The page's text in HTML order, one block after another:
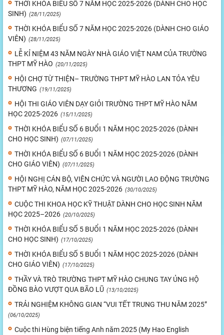
THỜI KHÓA BIỂU SỐ 7 NĂM HỌC 2025-2026 (DÀNH CHO HỌC
SINH) (28/11/2025)
THỜI KHÓA BIỂU SỐ 7 NĂM HỌC 2025-2026 (DÀNH CHO GIÁO
VIÊN) (28/11/2025)
LỄ KỈ NIỆM 43 NĂM NGÀY NHÀ GIÁO VIỆT NAM CỦA TRƯỜNG
THPT MỸ HÀO (20/11/2025)
HỘI CHỢ TỪ THIỆN– TRƯỜNG THPT MỸ HÀO LAN TỎA YÊU
THƯƠNG (19/11/2025)
HỘI THI GIÁO VIÊN DẠY GIỎI TRƯỜNG THPT MỸ HÀO NĂM
HỌC 2025-2026 (15/11/2025)
THỜI KHÓA BIỂU SỐ 6 BUỔI 1 NĂM HỌC 2025-2026 (DÀNH
CHO HỌC SINH) (07/11/2025)
THỜI KHÓA BIỂU SỐ 6 BUỔI 1 NĂM HỌC 2025-2026 (DÀNH
CHO GIÁO VIÊN) (07/11/2025)
HỘI NGHỊ CÁN BỘ, VIÊN CHỨC VÀ NGƯỜI LAO ĐỘNG TRƯỜNG
THPT MỸ HÀO, NĂM HỌC 2025-2026 (30/10/2025)
CUỘC THI KHOA HỌC KỸ THUẬT DÀNH CHO HỌC SINH NĂM
HỌC 2025–2026 (20/10/2025)
THỜI KHÓA BIỂU SỐ 5 BUỔI 1 NĂM HỌC 2025-2026 (DÀNH
CHO HỌC SINH) (17/10/2025)
THỜI KHÓA BIỂU SỐ 5 BUỔI 1 NĂM HỌC 2025-2026 (DÀNH
CHO GIÁO VIÊN) (17/10/2025)
THẦY VÀ TRÒ TRƯỜNG THPT MỸ HÀO CHUNG TAY ỦNG HỘ
ĐỒNG BÀO VƯỢT QUA BÃO LŨ (13/10/2025)
TRẢI NGHIỆM KHÔNG GIAN “VUI TẾT TRUNG THU NĂM 2025”
(06/10/2025)
Cuộc thi Hùng biện tiếng Anh năm 2025 (My Hao English